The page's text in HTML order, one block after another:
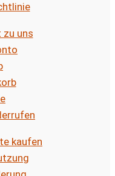
zu uns
kaufen